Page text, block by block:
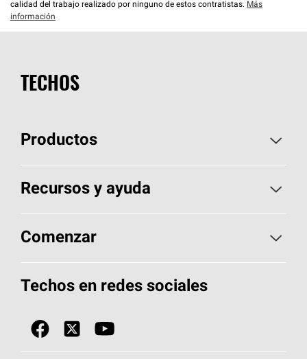
calidad del trabajo realizado por ninguno de estos contratistas. Más
información
TECHOS
Productos
Elija sus tejas
Encuentre un contratista
Componentes para techos
Tecnología SureNail®
Recursos y ayuda
Aspectos básicos sobre techos
Herramientas de diseño y color
Únase a la red de contratistas de techos
Comenzar
Llame al 1-800-GET-PINK®
Encuentre una tienda o encuentre un
Techos en redes sociales